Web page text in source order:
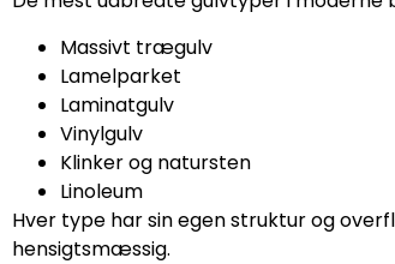
Massivt trægulv
Lamelparket
Laminatgulv
Vinylgulv
Klinker og natursten
Linoleum
Hver type har sin egen struktur og
hensigtsmæssig.